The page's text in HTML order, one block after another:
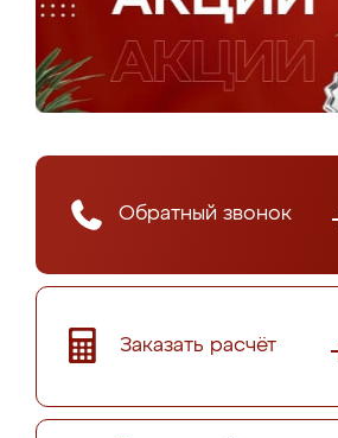
Обратный звонок
Заказать расчёт